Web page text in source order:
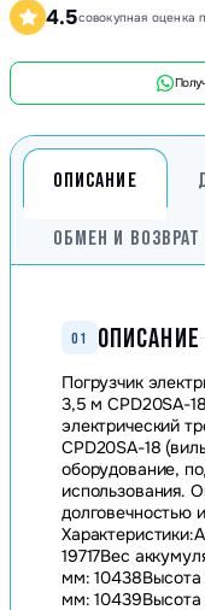
4.5совокупная оценка
ОПИСАНИЕ
ОБМЕН И ВОЗВРАТ
01 ОПИСАНИЕ
Погрузчик
3,5 м CPD20SA-
электрический
CPD20SA-18
оборудование,
использования.
долговечностью
19717Вес
мм:
мм: